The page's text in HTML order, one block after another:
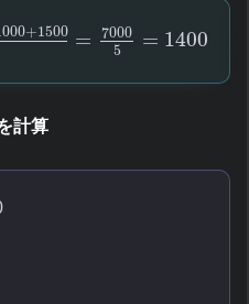
+1500 =
7000
5
= 1400
計算